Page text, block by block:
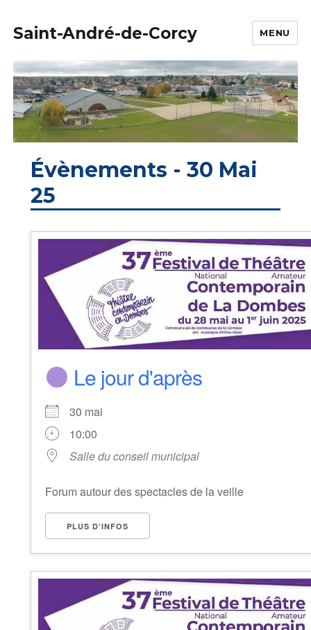
Saint-André-de-Corcy MENU
Évènements - 30 Mai
25
Le jour d'après
30 mai
10:00
Salle du conseil municipal
Forum autour des spectacles de la veille
PLUS D’INFOS